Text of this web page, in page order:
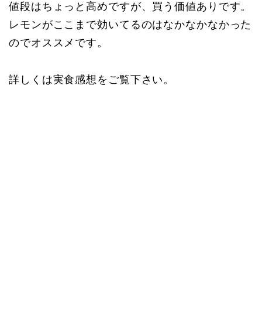
値段はちょっと高めですが、買う価値ありです。
レモンがここまで効いてるのはなかなかなかった
のでオススメです。
詳しくは実食感想をご覧下さい。